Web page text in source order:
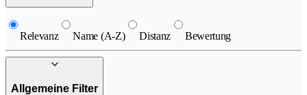
Relevanz Name (A-Z) Distanz Bewertung
Allgemeine Filter